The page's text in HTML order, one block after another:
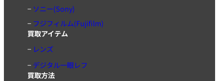
− ソニー(Sony)
− フジフィルム(Fujifilm)
買取アイテム
− レンズ
−デジタル一眼レフ
買取方法